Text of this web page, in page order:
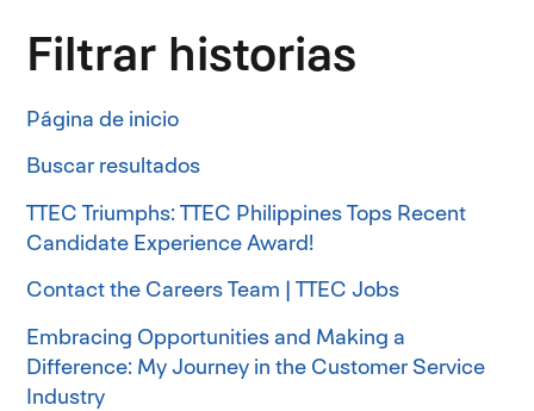
Filtrar historias
Página de inicio
Buscar resultados
TTEC Triumphs: TTEC Philippines Tops Recent
Candidate Experience Award!
Contact the Careers Team | TTEC Jobs
Embracing Opportunities and Making a
Difference: My Journey in the Customer Service
Industry